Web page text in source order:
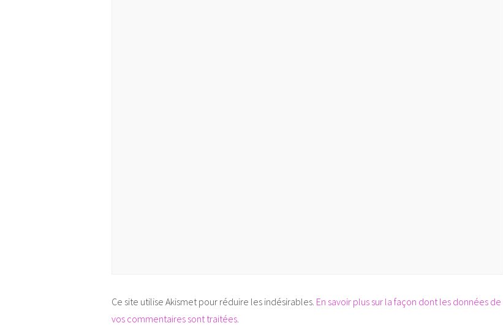
Ce site utilise Akismet pour réduire les indésirables. En savoir plus sur la façon dont les données de
vos commentaires sont traitées